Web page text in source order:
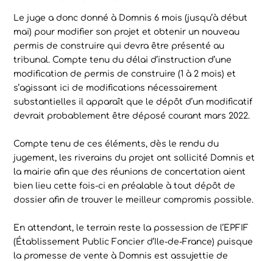
Le juge a donc donné à Domnis 6 mois (jusqu’à début
mai) pour modifier son projet et obtenir un nouveau
permis de construire qui devra être présenté au
tribunal. Compte tenu du délai d’instruction d’une
modification de permis de construire (1 à 2 mois) et
s’agissant ici de modifications nécessairement
substantielles il apparaît que le dépôt d’un modificatif
devrait probablement être déposé courant mars 2022.
Compte tenu de ces éléments, dès le rendu du
jugement, les riverains du projet ont sollicité Domnis et
la mairie afin que des réunions de concertation aient
bien lieu cette fois-ci en préalable à tout dépôt de
dossier afin de trouver le meilleur compromis possible.
En attendant, le terrain reste la possession de l’EPFIF
(Établissement Public Foncier d’Ile-de-France) puisque
la promesse de vente à Domnis est assujettie de